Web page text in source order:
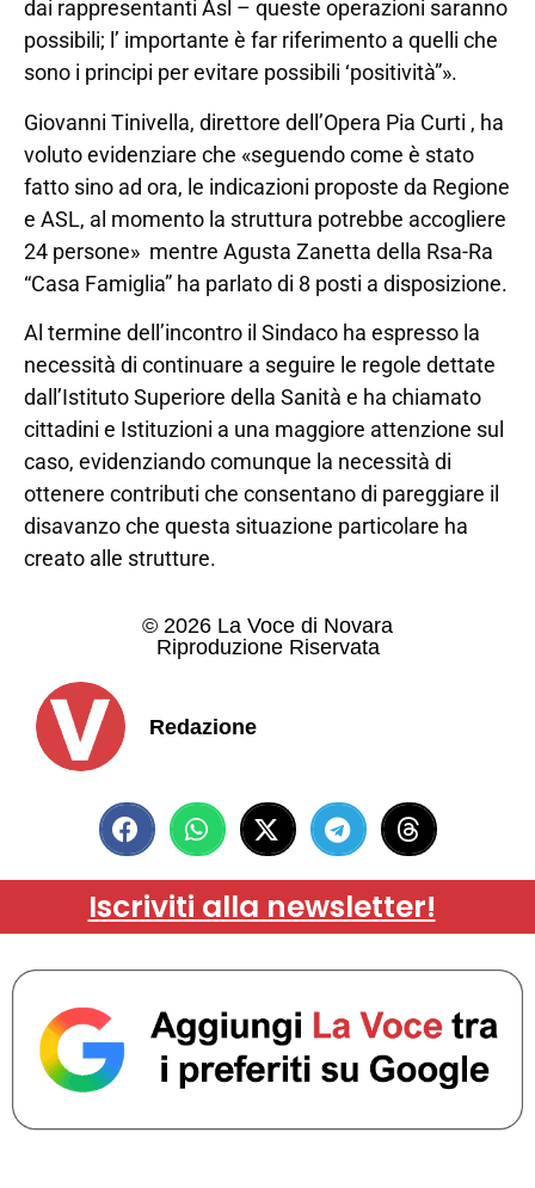
dai rappresentanti Asl – queste operazioni saranno
possibili; l’ importante è far riferimento a quelli che
sono i principi per evitare possibili ‘positività”».
Giovanni Tinivella, direttore dell’Opera Pia Curti , ha
voluto evidenziare che «seguendo come è stato
fatto sino ad ora, le indicazioni proposte da Regione
e ASL, al momento la struttura potrebbe accogliere
24 persone» mentre Agusta Zanetta della Rsa-Ra
“Casa Famiglia” ha parlato di 8 posti a disposizione.
Al termine dell’incontro il Sindaco ha espresso la
necessità di continuare a seguire le regole dettate
dall’Istituto Superiore della Sanità e ha chiamato
cittadini e Istituzioni a una maggiore attenzione sul
caso, evidenziando comunque la necessità di
ottenere contributi che consentano di pareggiare il
disavanzo che questa situazione particolare ha
creato alle strutture.
© 2026 La Voce di Novara
Riproduzione Riservata
Redazione
Iscriviti alla newsletter!